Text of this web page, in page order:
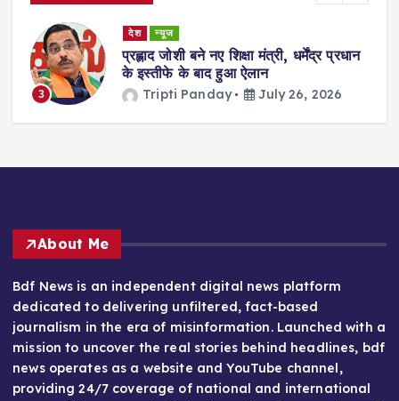
3
देश न्यूज
प्रह्लाद जोशी बने नए शिक्षा मंत्री, धर्मेंद्र प्रधान
के इस्तीफे के बाद हुआ ऐलान
Tripti Panday July 26, 2026
About Me
Bdf News is an independent digital news platform
dedicated to delivering unfiltered, fact-based
journalism in the era of misinformation. Launched with a
mission to uncover the real stories behind headlines, bdf
news operates as a website and YouTube channel,
providing 24/7 coverage of national and international